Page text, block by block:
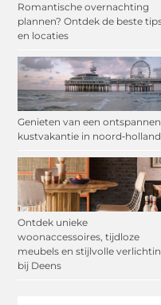
Romantische overnachting
plannen? Ontdek de beste
en locaties
Genieten van een ontspannen
kustvakantie in noord‑holland
Ontdek unieke
woonaccessoires, tijdloze
meubels en stijlvolle
bij Deens